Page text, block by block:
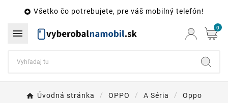
 Všetko čo potrebujete, pre váš mobilný telefón!
 0
Úvodná stránka OPPO A Séria
Oppo